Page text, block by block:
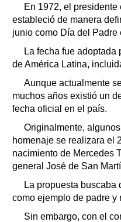
En 1972, el
estableció de manera
junio como Día del Padre
La fecha fue adoptada
de América Latina,
Aunque actualmente
muchos años existió un
fecha oficial en el país.
Originalmente,
homenaje se realizara el
nacimiento de Mercedes
general José de San
La propuesta buscaba
como ejemplo de padre y
Sin embargo, con el